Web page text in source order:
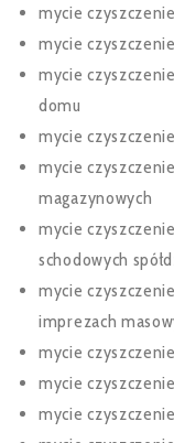
mycie
mycie
mycie
domu
mycie
mycie
magazynowych
mycie
schodowych
mycie
imprezach
mycie
mycie
mycie